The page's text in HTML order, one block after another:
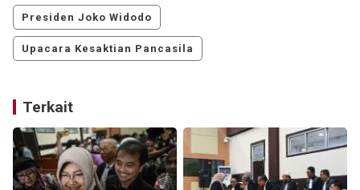
Presiden Joko Widodo
Upacara Kesaktian Pancasila
Terkait